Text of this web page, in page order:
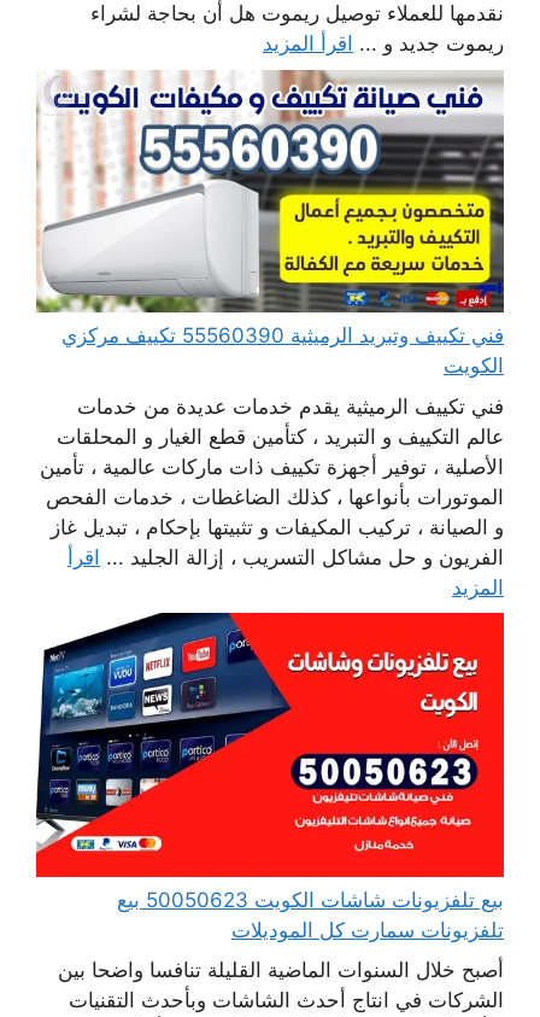
نقدمها للعملاء توصيل ريموت هل أن بحاجة لشراء
ريموت جديد و ... اقرأ المزيد
فني تكييف وتبريد الرميثية 55560390 تكييف مركزي
الكويت
فني تكييف الرميثية يقدم خدمات عديدة من خدمات
عالم التكييف و التبريد ، كتأمين قطع الغيار و المحلقات
الأصلية ، توفير أجهزة تكييف ذات ماركات عالمية ، تأمين
الموتورات بأنواعها ، كذلك الضاغطات ، خدمات الفحص
و الصيانة ، تركيب المكيفات و تثبيتها بإحكام ، تبديل غاز
الفريون و حل مشاكل التسريب ، إزالة الجليد ... اقرأ
المزيد
بيع تلفزيونات شاشات الكويت 50050623 بيع
تلفزيونات سمارت كل الموديلات
أصبح خلال السنوات الماضية القليلة تنافسا واضحا بين
الشركات في انتاج أحدث الشاشات وبأحدث التقنيات